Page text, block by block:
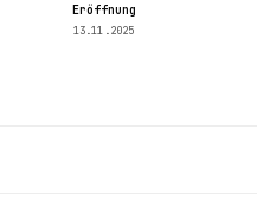
Eröffnung
13.11.2025